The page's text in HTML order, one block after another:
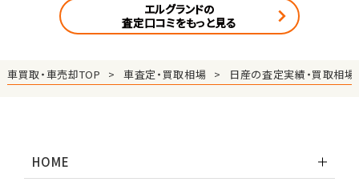
エルグランドの
査定口コミをもっと見る
車買取・車売却TOP 車査定・買取相場 日産の査定実績・買取相場
HOME